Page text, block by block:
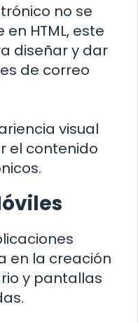
no se
HTML, este
diseñar y dar
de correo
visual
el contenido
en la creación
y pantallas